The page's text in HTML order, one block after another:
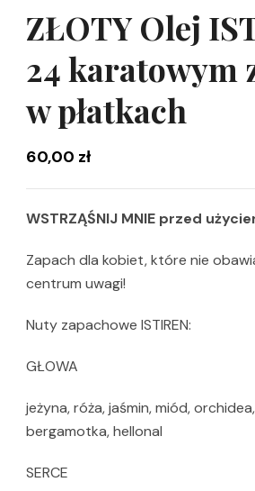
ZŁOTY Olej
24 karatowym
w płatkach
60,00 zł
WSTRZĄŚNIJ MNIE przed
Zapach dla kobiet, które nie
centrum uwagi!
Nuty zapachowe ISTIREN:
GŁOWA
jeżyna, róża, jaśmin, miód,
bergamotka, hellonal
SERCE